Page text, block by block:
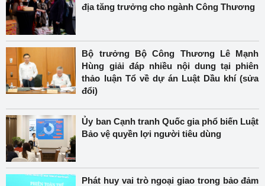
địa tăng trưởng cho ngành Công Thương
Bộ trưởng Bộ Công Thương Lê Mạnh
Hùng giải đáp nhiều nội dung tại phiên
thảo luận Tổ về dự án Luật Dầu khí (sửa
đổi)
Ủy ban Cạnh tranh Quốc gia phổ biến Luật
Bảo vệ quyền lợi người tiêu dùng
Phát huy vai trò ngoại giao trong bảo đảm